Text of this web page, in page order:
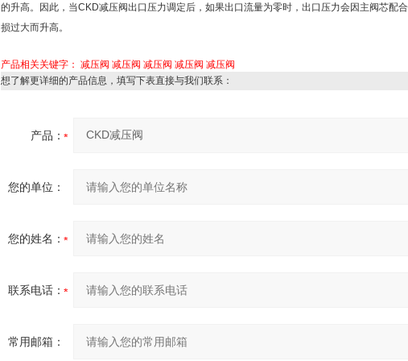
的升高。因此，当CKD减压阀出口压力调定后，如果出口流量为零时，出口压力会因主阀芯配
损过大而升高。
产品相关关键字： 减压阀 减压阀 减压阀 减压阀 减压阀
想了解更详细的产品信息，填写下表直接与我们联系：
产品：
您的单位：
您的姓名：
联系电话：
常用邮箱：